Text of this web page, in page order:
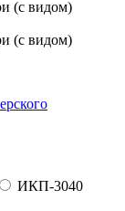
ИКП-3040